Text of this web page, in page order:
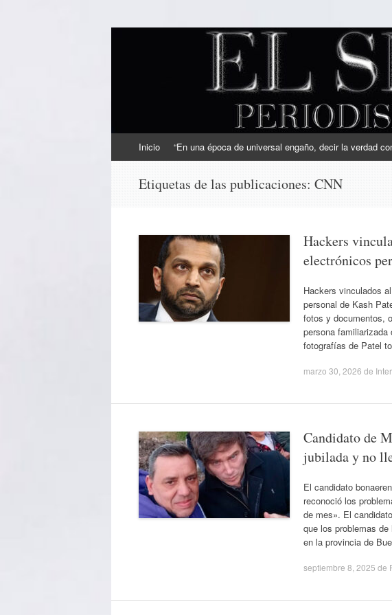
EL SINDICAL
Periodismo Inteligente
al
Inicio “En una época de universal engaño, decir la verdad
Etiquetas de las publicaciones: CNN
Hackers
electrónicos
Hackers vinculados
personal de Kash
fotos y documentos,
persona
fotografías de Patel
marzo 30, 2026 de
Candidato de
jubilada y no
El candidato
reconoció los
de mes». El
que los problemas
en la provincia de
septiembre 8, 2025 de